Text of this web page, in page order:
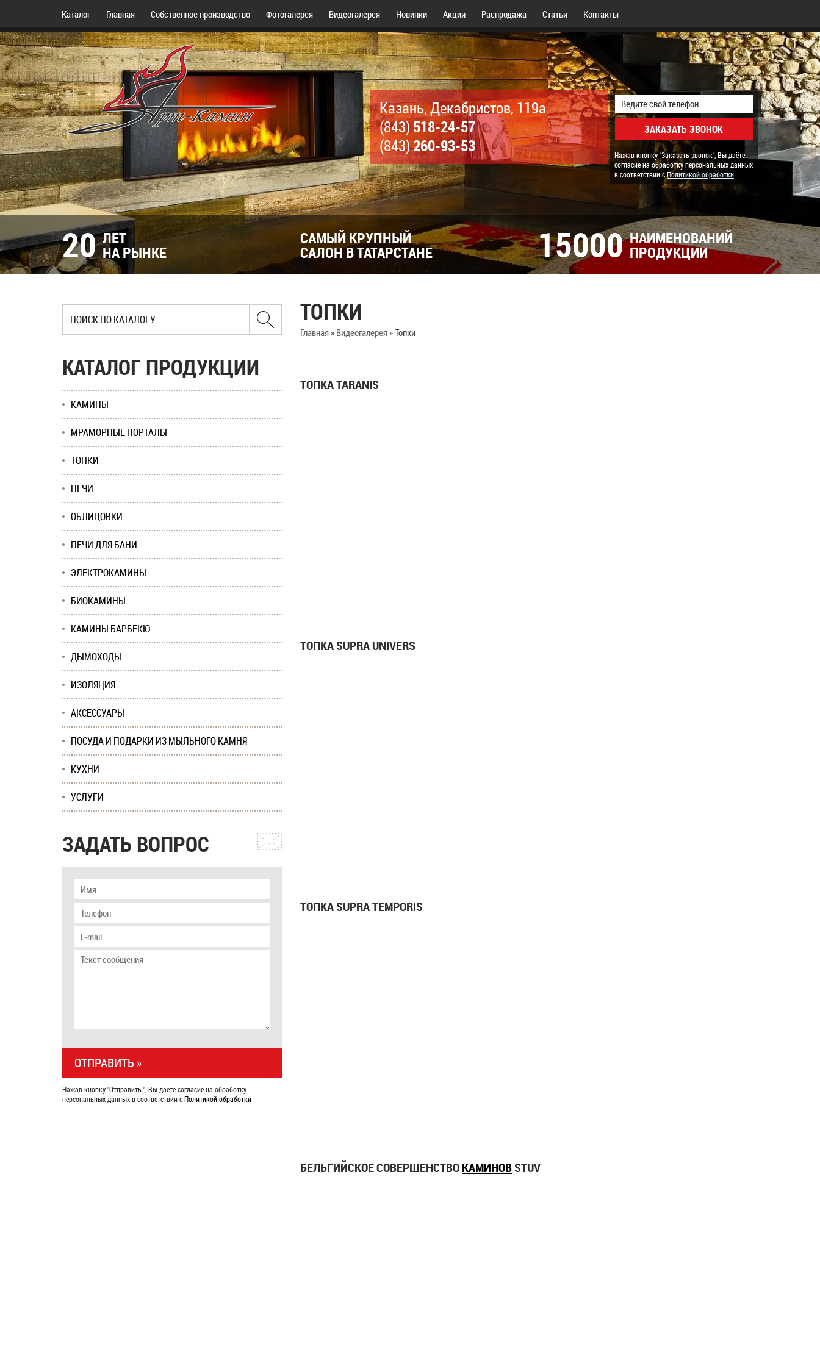
Каталог Главная Собственное производство Фотогалерея Видеогалерея Новинки Акции Распродажа Статьи Контакты
Казань, Декабристов, 119а
(843)518-24-57
(843)260-93-53
Нажав кнопку "Заказать звонок", Вы даёте
согласие на обработку персональных данных
в соответствии сПолитикой обработки
20 ЛЕТ
НА РЫНКЕ
САМЫЙ КРУПНЫЙ
САЛОН В ТАТАРСТАНЕ 15000 НАИМЕНОВАНИЙ
ПРОДУКЦИИ
ТОПКИ
Главная» Видеогалерея»Топки
ТОПКА TARANIS
ТОПКА SUPRA UNIVERS
ТОПКА SUPRA TEMPORIS
БЕЛЬГИЙСКОЕ СОВЕРШЕНСТВОКАМИНОВSTUV
КАТАЛОГ ПРОДУКЦИИ
КАМИНЫ
МРАМОРНЫЕ ПОРТАЛЫ
ТОПКИ
ПЕЧИ
ОБЛИЦОВКИ
ПЕЧИ ДЛЯ БАНИ
ЭЛЕКТРОКАМИНЫ
БИОКАМИНЫ
КАМИНЫ БАРБЕКЮ
ДЫМОХОДЫ
ИЗОЛЯЦИЯ
АКСЕССУАРЫ
ПОСУДА И ПОДАРКИ ИЗ МЫЛЬНОГО КАМНЯ
КУХНИ
УСЛУГИ
ЗАДАТЬ ВОПРОС
Нажав кнопку "Отправить ", Вы даёте согласие на обработку
персональных данных в соответствии сПолитикой обработки